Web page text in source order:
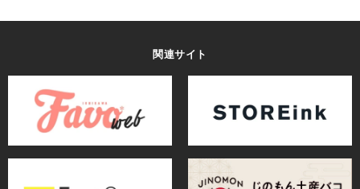
関連サイト